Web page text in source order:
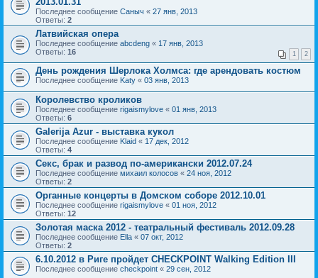
Последнее сообщение Саныч « 27 янв, 2013
Ответы: 2
Латвийская опера
Последнее сообщение abcdeng « 17 янв, 2013
Ответы: 16 1 2
День рождения Шерлока Холмса: где арендовать костюм
Последнее сообщение Katy « 03 янв, 2013
Королевство кроликов
Последнее сообщение rigaismylove « 01 янв, 2013
Ответы: 6
Galerija Azur - выставка кукол
Последнее сообщение Klaid « 17 дек, 2012
Ответы: 4
Секс, брак и развод по-американски 2012.07.24
Последнее сообщение михаил колосов « 24 ноя, 2012
Ответы: 2
Органные концерты в Домском соборе 2012.10.01
Последнее сообщение rigaismylove « 01 ноя, 2012
Ответы: 12
Золотая маска 2012 - театральный фестиваль 2012.09.28
Последнее сообщение Ella « 07 окт, 2012
Ответы: 2
6.10.2012 в Риге пройдет CHECKPOINT Walking Edition III
Последнее сообщение checkpoint « 29 сен, 2012